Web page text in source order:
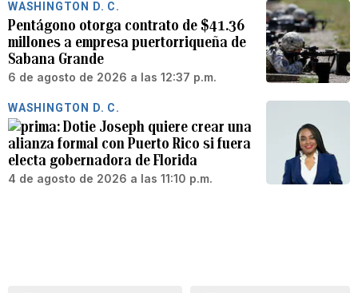
WASHINGTON D. C.
Pentágono otorga contrato de $41.36
millones a empresa puertorriqueña de
Sabana Grande
6 de agosto de 2026 a las 12:37 p.m.
WASHINGTON D. C.
Dotie Joseph quiere crear una
alianza formal con Puerto Rico si fuera
electa gobernadora de Florida
4 de agosto de 2026 a las 11:10 p.m.